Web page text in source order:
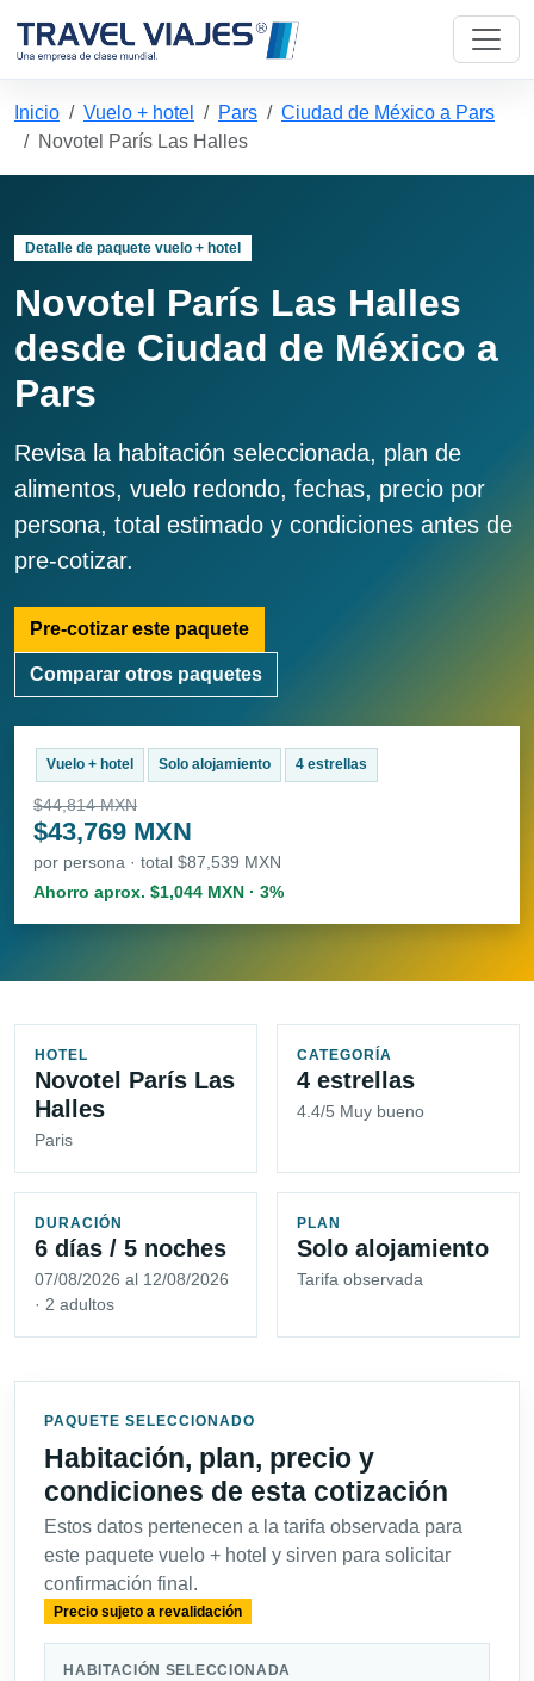
Inicio Vuelo + hotel Pars
Ciudad de México a Pars
Novotel París Las Halles
Detalle de paquete vuelo + hotel
Novotel París Las Halles
desde Ciudad de México a
Pars
Revisa la habitación seleccionada, plan de
alimentos, vuelo redondo, fechas, precio por
persona, total estimado y condiciones antes de
pre-cotizar.
Pre-cotizar este paquete
Comparar otros paquetes
Vuelo + hotel Solo alojamiento 4 estrellas
$44,814 MXN
$43,769 MXN
por persona · total $87,539 MXN
Ahorro aprox. $1,044 MXN · 3%
HOTEL
Novotel París Las
Halles
Paris
CATEGORÍA
4 estrellas
4.4/5 Muy bueno
DURACIÓN
6 días / 5 noches
07/08/2026 al 12/08/2026
· 2 adultos
PLAN
Solo alojamiento
Tarifa observada
PAQUETE SELECCIONADO
Habitación, plan, precio y
condiciones de esta cotización
Estos datos pertenecen a la tarifa observada para
este paquete vuelo + hotel y sirven para solicitar
confirmación final.
Precio sujeto a revalidación
HABITACIÓN SELECCIONADA